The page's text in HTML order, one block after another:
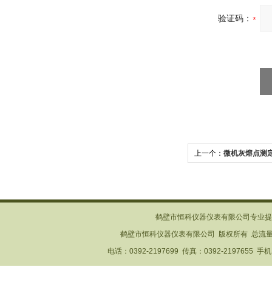
验证码：
上一个： 微机灰熔点测
鹤壁市恒科仪器仪表有限公司专业
鹤壁市恒科仪器仪表有限公司 版权所有 总流
电话：0392-2197699 传真：0392-2197655 手